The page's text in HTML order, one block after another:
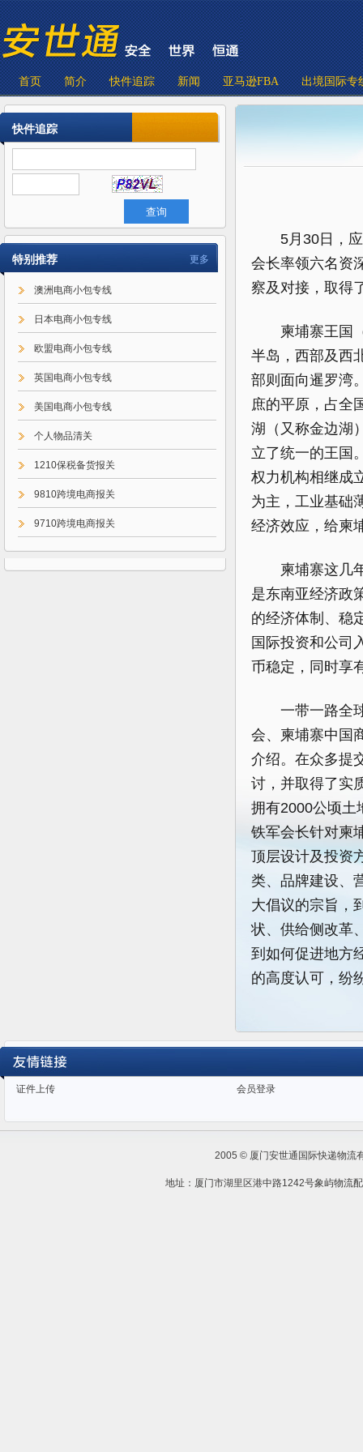
首页 简介 快件追踪 新闻 亚马逊FBA 出境国际专
快件追踪
更多
特别推荐
澳洲电商小包专线
日本电商小包专线
欧盟电商小包专线
英国电商小包专线
美国电商小包专线
个人物品清关
1210保税备货报关
9810跨境电商报关
9710跨境电商报关
9610跨境电商报关
5月30日，
会长率领六名资
察及对接，取得
柬埔寨王国
半岛，西部及西
部则面向暹罗湾
庶的平原，占全
湖（又称金边湖
立了统一的王国
权力机构相继成
为主，工业基础
经济效应，给柬
柬埔寨这几
是东南亚经济政
的经济体制、稳
国际投资和公司
币稳定，同时享
一带一路全
会、柬埔寨中国
介绍。在众多提
讨，并取得了实
拥有2000公顷土
铁军会长针对柬
顶层设计及投资
类、品牌建设、
大倡议的宗旨，
状、供给侧改革
到如何促进地方
的高度认可，纷
证件上传 会员登录
2005 © 厦门安世通国际快递物流
地址：厦门市湖里区港中路1242号象屿物流